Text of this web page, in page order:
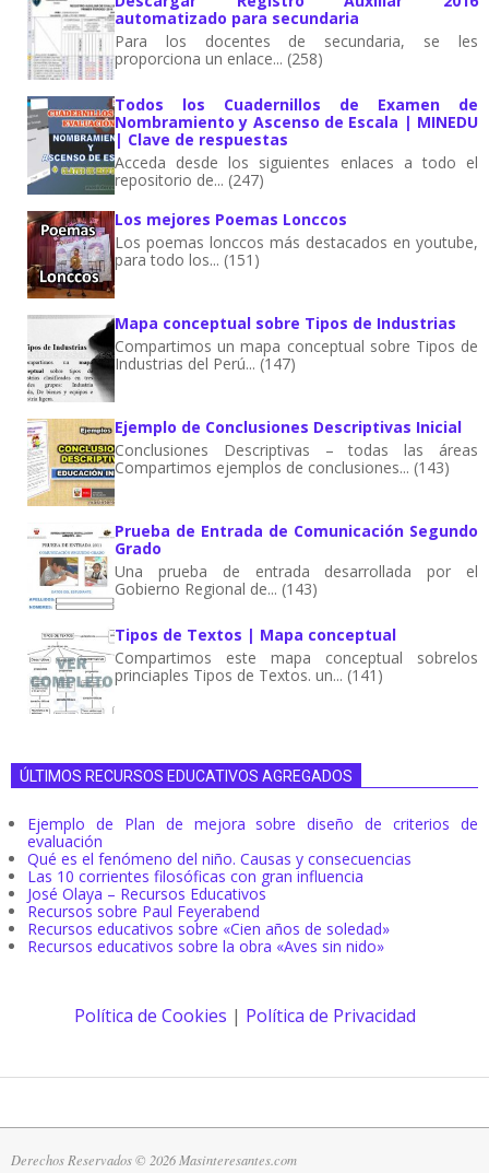
automatizado para secundaria
Para los docentes de secundaria, se les
proporciona un enlace... (258)
Todos los Cuadernillos de Examen de
Nombramiento y Ascenso de Escala | MINEDU
| Clave de respuestas
Acceda desde los siguientes enlaces a todo el
repositorio de... (247)
Los mejores Poemas Lonccos
Los poemas lonccos más destacados en youtube,
para todo los... (151)
Mapa conceptual sobre Tipos de Industrias
Compartimos un mapa conceptual sobre Tipos de
Industrias del Perú... (147)
Ejemplo de Conclusiones Descriptivas Inicial
Conclusiones Descriptivas – todas las áreas
Compartimos ejemplos de conclusiones... (143)
Prueba de Entrada de Comunicación Segundo
Grado
Una prueba de entrada desarrollada por el
Gobierno Regional de... (143)
Tipos de Textos | Mapa conceptual
Compartimos este mapa conceptual sobrelos
princiaples Tipos de Textos. un... (141)
ÚLTIMOS RECURSOS EDUCATIVOS AGREGADOS
Ejemplo de Plan de mejora sobre diseño de criterios de
evaluación
Qué es el fenómeno del niño. Causas y consecuencias
Las 10 corrientes filosóficas con gran influencia
José Olaya – Recursos Educativos
Recursos sobre Paul Feyerabend
Recursos educativos sobre «Cien años de soledad»
Recursos educativos sobre la obra «Aves sin nido»
Política de Cookies | Política de Privacidad
Derechos Reservados © 2026 Masinteresantes.com